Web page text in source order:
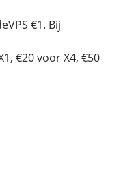
€1. Bij
€20 voor X4, €50